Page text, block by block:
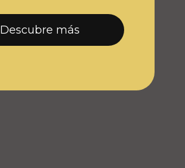
Descubre más